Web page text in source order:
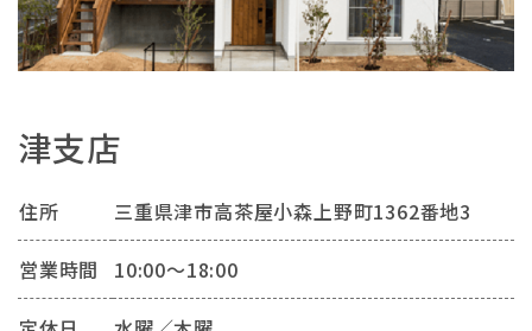
津支店
住所 三重県津市高茶屋小森上野町1362番地3
営業時間 10:00～18:00